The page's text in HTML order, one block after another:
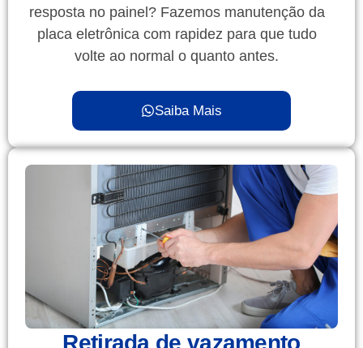
resposta no painel? Fazemos manutenção da
placa eletrônica com rapidez para que tudo
volte ao normal o quanto antes.
Saiba Mais
Retirada de vazamento